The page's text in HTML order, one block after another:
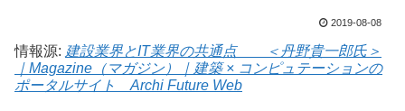
2019-08-08
情報源: 建設業界とIT業界の共通点 ＜丹野貴一郎氏＞
｜Magazine（マガジン）｜建築 × コンピュテーションの
ポータルサイト Archi Future Web